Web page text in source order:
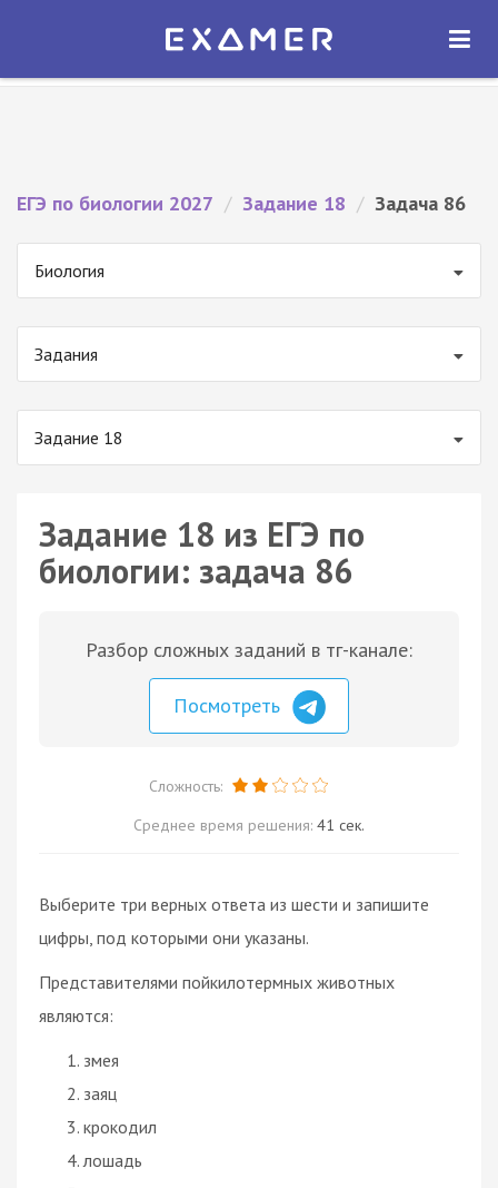
Экзамер — ЕГЭ 2027
ОТКРЫТЬ
ЕГЭ по биологии 2027 / Задание 18 / Задача 86
Биология
Задания
Задание 18
Задание 18 из ЕГЭ по
биологии: задача 86
Разбор сложных заданий в тг-канале:
Посмотреть
Сложность:
Среднее время решения: 41 сек.
Выберите три верных ответа из шести и запишите
цифры, под которыми они указаны.
Представителями пойкилотермных животных
являются:
змея
заяц
крокодил
лошадь